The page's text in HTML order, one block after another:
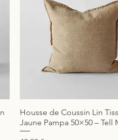
Aperçu rapide
Housse de Coussin Lin
Jaune Pampa 50×50 – Tell